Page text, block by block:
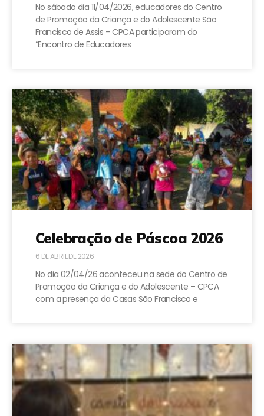
No sábado dia 11/04/2026, educadores do Centro
de Promoção da Criança e do Adolescente São
Francisco de Assis – CPCA participaram do
“Encontro de Educadores
Celebração de Páscoa 2026
6 DE ABRIL DE 2026
No dia 02/04/26 aconteceu na sede do Centro de
Promoção da Criança e do Adolescente – CPCA
com a presença da Casas São Francisco e